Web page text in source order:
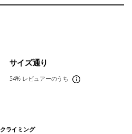
サイズ通り
54% レビュアーのうち
ライミング